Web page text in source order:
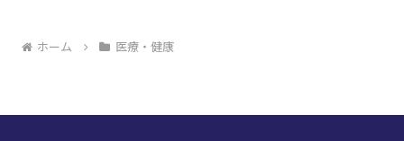
ホーム 医療・健康